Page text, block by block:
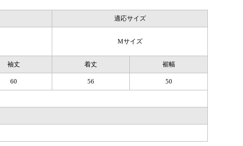
適応サイズ
Mサイズ
袖丈 着丈 裾幅
60 56 50